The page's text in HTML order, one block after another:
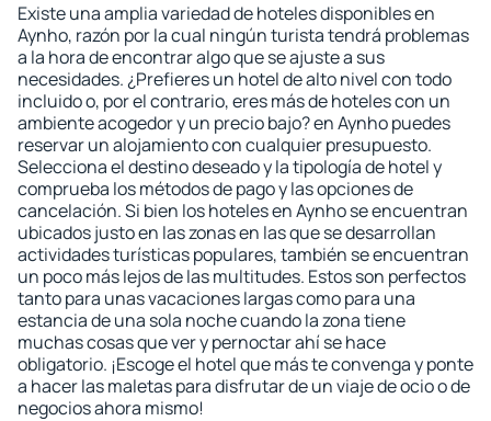
Existe una amplia variedad de hoteles disponibles en
Aynho, razón por la cual ningún turista tendrá problemas
a la hora de encontrar algo que se ajuste a sus
necesidades. ¿Prefieres un hotel de alto nivel con todo
incluido o, por el contrario, eres más de hoteles con un
ambiente acogedor y un precio bajo? en Aynho puedes
reservar un alojamiento con cualquier presupuesto.
Selecciona el destino deseado y la tipología de hotel y
comprueba los métodos de pago y las opciones de
cancelación. Si bien los hoteles en Aynho se encuentran
ubicados justo en las zonas en las que se desarrollan
actividades turísticas populares, también se encuentran
un poco más lejos de las multitudes. Estos son perfectos
tanto para unas vacaciones largas como para una
estancia de una sola noche cuando la zona tiene
muchas cosas que ver y pernoctar ahí se hace
obligatorio. ¡Escoge el hotel que más te convenga y ponte
a hacer las maletas para disfrutar de un viaje de ocio o de
negocios ahora mismo!